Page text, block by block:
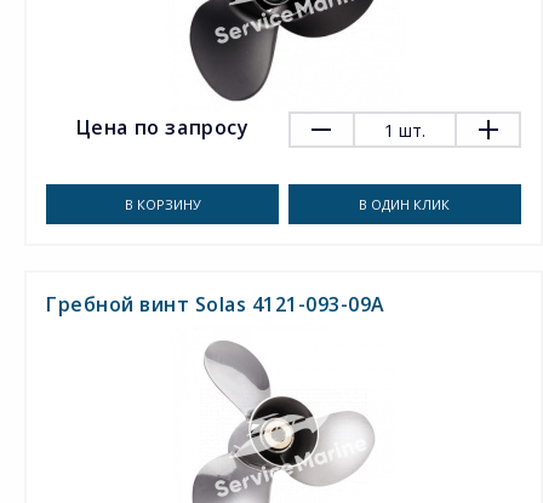
Цена по запросу 1 шт.
В КОРЗИНУ В ОДИН КЛИК
Гребной винт Solas 4121-093-09A